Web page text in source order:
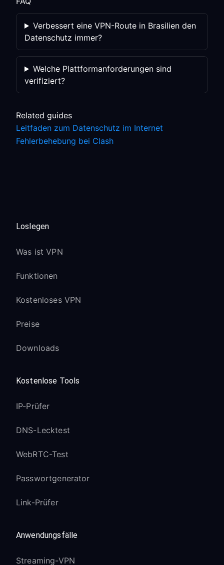
Verbessert eine VPN-Route in Brasilien den
Datenschutz immer?
Welche Plattformanforderungen sind
verifiziert?
Related guides
Leitfaden zum Datenschutz im Internet
Fehlerbehebung bei Clash
Loslegen
Was ist VPN
Funktionen
Kostenloses VPN
Preise
Downloads
Kostenlose Tools
IP-Prüfer
DNS-Lecktest
WebRTC-Test
Passwortgenerator
Link-Prüfer
Anwendungsfälle
Streaming-VPN